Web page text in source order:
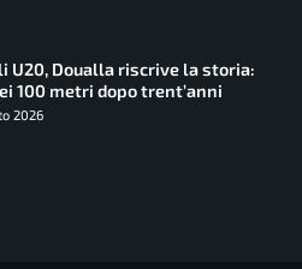
U20, Doualla riscrive la storia:
100 metri dopo trent’anni
2026